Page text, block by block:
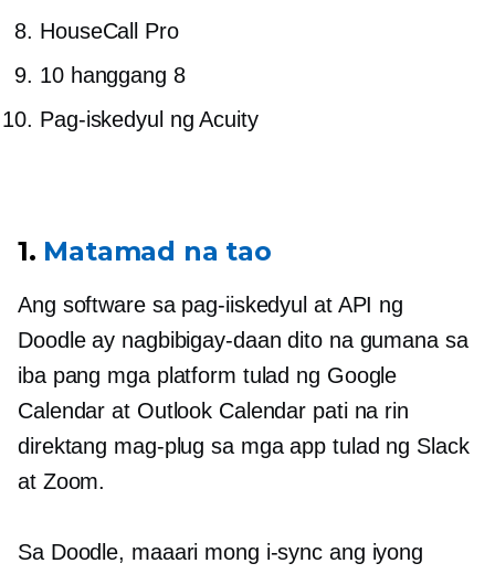
HouseCall Pro
10 hanggang 8
Pag-iskedyul ng Acuity
1. Matamad na tao
Ang software sa pag-iiskedyul at API ng
Doodle ay nagbibigay-daan dito na gumana sa
iba pang mga platform tulad ng Google
Calendar at Outlook Calendar pati na rin
direktang mag-plug sa mga app tulad ng Slack
at Zoom.
Sa Doodle, maaari mong i-sync ang iyong